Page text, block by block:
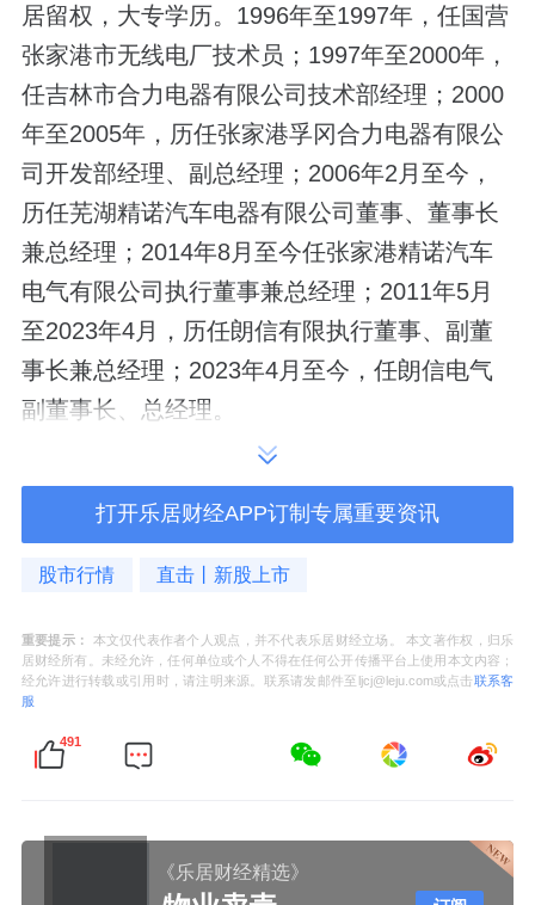
居留权，大专学历。1996年至1997年，任国营
张家港市无线电厂技术员；1997年至2000年，
任吉林市合力电器有限公司技术部经理；2000
年至2005年，历任张家港孚冈合力电器有限公
司开发部经理、副总经理；2006年2月至今，
历任芜湖精诺汽车电器有限公司董事、董事长
兼总经理；2014年8月至今任张家港精诺汽车
电气有限公司执行董事兼总经理；2011年5月
至2023年4月，历任朗信有限执行董事、副董
事长兼总经理；2023年4月至今，任朗信电气
副董事长、总经理。
打开乐居财经APP订制专属重要资讯
股市行情 直击丨新股上市
重要提示：
本文仅代表作者个人观点，并不代表乐居财经立场。 本文著作权，归乐
居财经所有。未经允许，任何单位或个人不得在任何公开传播平台上使用本文内容；
经允许进行转载或引用时，请注明来源。联系请发邮件至ljcj@leju.com或点击联系客
服
491
《乐居财经精选》